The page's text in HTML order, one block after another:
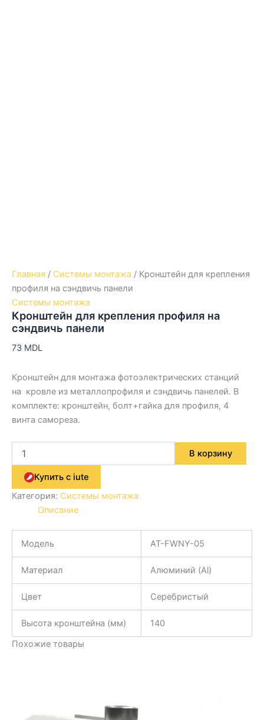
Главная / Системы монтажа / Кронштейн для крепления
профиля на сэндвичь панели
Системы монтажа
Кронштейн для крепления профиля на
сэндвичь панели
73 MDL
Кронштейн для монтажа фотоэлектрических станций
на кровле из металлопрофиля и сэндвичь панелей. В
комплекте: кронштейн, болт+гайка для профиля, 4
винта самореза.
В корзину
Купить с iute
Категория: Системы монтажа
Описание
Модель AT-FWNY-05
Материал Алюминий (Al)
Цвет Серебристый
Высота кронштейна (мм)
140
Похожие товары